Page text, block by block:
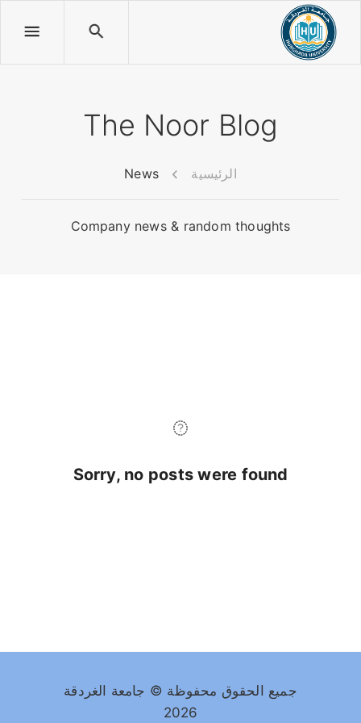
The Noor Blog
الرئيسية News
Company news & random thoughts
Sorry, no posts were found
جميع الحقوق محفوظة © جامعة الغردقة
2026